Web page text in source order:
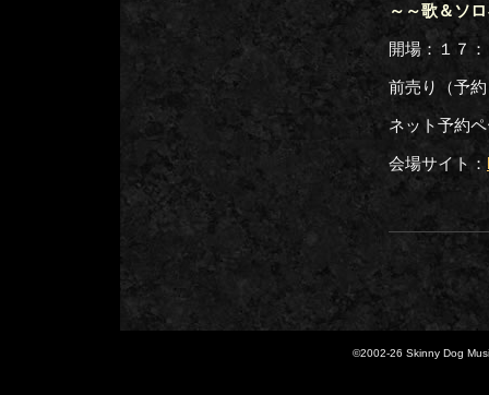
～～歌＆ソ
開場：１７
前売り（予
ネット予約
会場サイト：
©2002-26 Skinny Dog